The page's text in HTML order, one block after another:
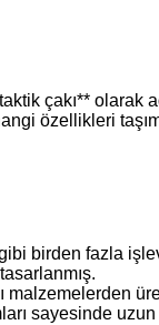
çakı**
özellikleri
birden fazla
malzemelerden
sayesinde